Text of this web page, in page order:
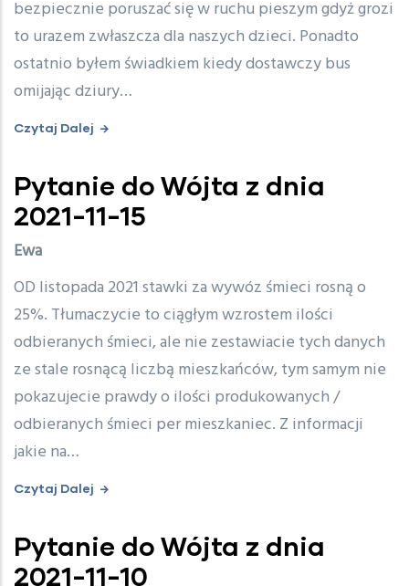
bezpiecznie poruszać się w ruchu pieszym gdyż grozi
to urazem zwłaszcza dla naszych dzieci. Ponadto
ostatnio byłem świadkiem kiedy dostawczy bus
omijając dziury…
Czytaj Dalej
Pytanie do Wójta z dnia
2021-11-15
Ewa
OD listopada 2021 stawki za wywóz śmieci rosną o
25%. Tłumaczycie to ciągłym wzrostem ilości
odbieranych śmieci, ale nie zestawiacie tych danych
ze stale rosnącą liczbą mieszkańców, tym samym nie
pokazujecie prawdy o ilości produkowanych /
odbieranych śmieci per mieszkaniec. Z informacji
jakie na…
Czytaj Dalej
Pytanie do Wójta z dnia
2021-11-10